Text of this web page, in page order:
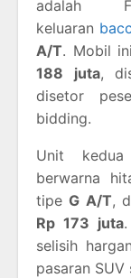
adalah
keluaran
A/T. Mobil
188 juta,
disetor
bidding.
Unit
berwarna
tipeG A/T,
Rp 173 juta
selisih
pasaran